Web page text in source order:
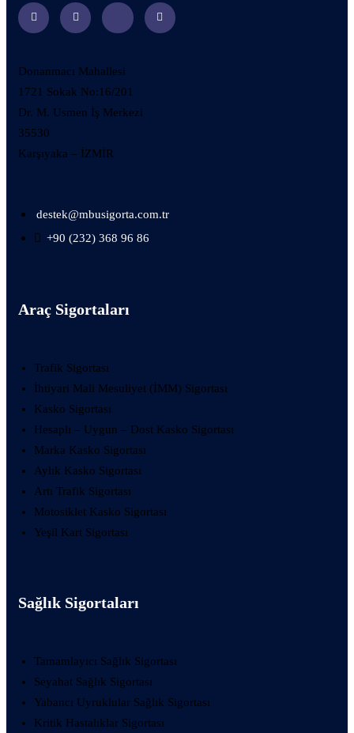
Donanmacı Mahallesi
1721 Sokak No:16/201
Dr. M. Usmen İş Merkezi
35530
Karşıyaka – İZMİR
destek@mbusigorta.com.tr
+90 (232) 368 96 86
Araç Sigortaları
Trafik Sigortası
İhtiyari Mali Mesuliyet (İMM) Sigortası
Kasko Sigortası
Hesaplı – Uygun – Dost Kasko Sigortası
Marka Kasko Sigortası
Aylık Kasko Sigortası
Artı Trafik Sigortası
Motosiklet Kasko Sigortası
Yeşil Kart Sigortası
Sağlık Sigortaları
Tamamlayıcı Sağlık Sigortası
Seyahat Sağlık Sigortası
Yabancı Uyruklular Sağlık Sigortası
Kritik Hastalıklar Sigortası